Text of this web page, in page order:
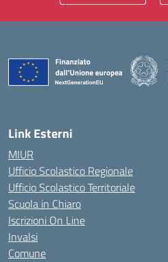
Link Esterni
MIUR
Ufficio Scolastico Regionale
Ufficio Scolastico Territoriale
Scuola in Chiaro
Iscrizioni On Line
Invalsi
Comune